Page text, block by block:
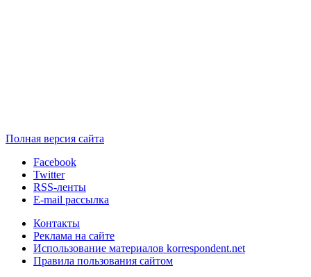
Полная версия сайта
Facebook
Twitter
RSS-ленты
E-mail рассылка
Контакты
Реклама на сайте
Использование материалов korrespondent.net
Правила пользования сайтом